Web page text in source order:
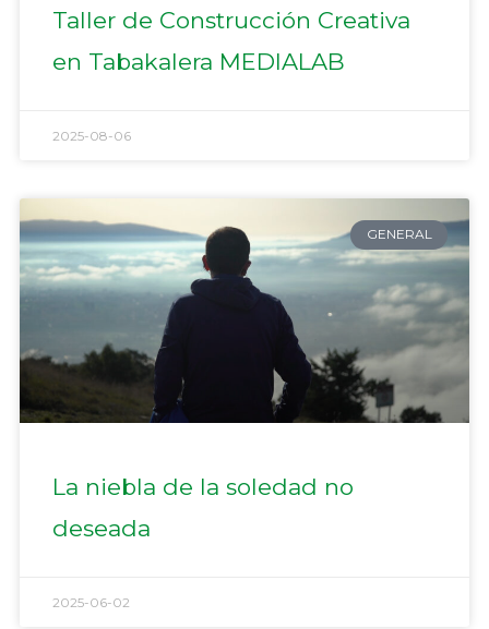
Taller de Construcción Creativa
en Tabakalera MEDIALAB
2025-08-06
GENERAL
La niebla de la soledad no
deseada
2025-06-02